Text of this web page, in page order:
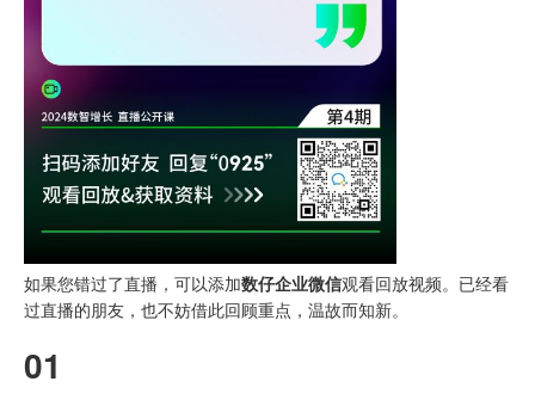
如果您错过了直播，可以添加数仔企业微信观看回放视频。已经看
过直播的朋友，也不妨借此回顾重点，温故而知新。
01